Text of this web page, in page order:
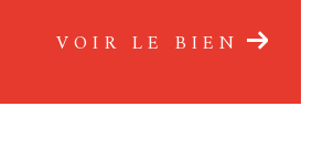
VOIR LE BIEN